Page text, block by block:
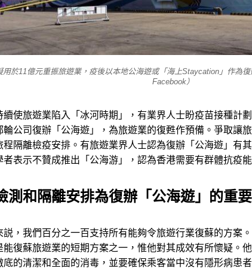
用於11億元重振旅遊業，疫後以本地公海遊或「海上Staycation」作為
Facebook）
續使旅遊業陷入「冰河時期」，有業界人士盼疫苗接種計
輪公司復辦「公海遊」，為旅遊業的復甦作預備。爭取讓
程隔離檢疫安排。有旅遊業界人士認為復辦「公海遊」有
表示不贊成推出「公海游」，認為香港需要有群體抗疫
測和隔離安排為復辦「公海遊」的重
説，我們百分之一百支持所有能夠令旅遊行業復蘇的方案
能復蘇旅遊業的短期方案之一，惟他對其成效有所懷疑。
底的清潔和全面的消毒，並要確保乘客當中沒有隱形病患